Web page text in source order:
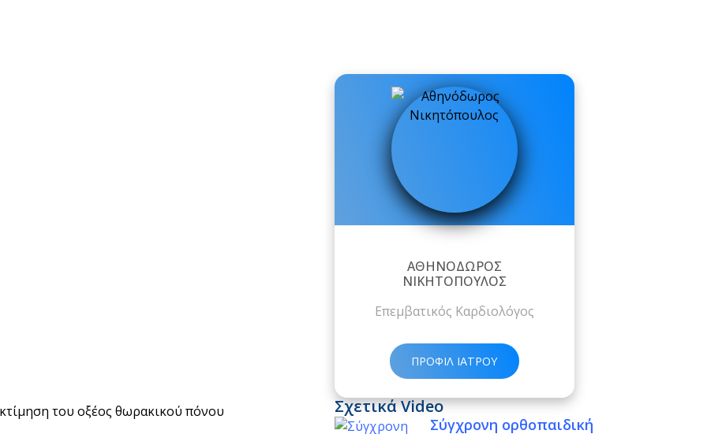
του οξέος θωρακικού πόνου
ΑΘΗΝΌΔΩΡΟΣ
ΝΙΚΗΤΌΠΟΥΛΟΣ
Επεμβατικός Καρδιολόγος
ΠΡΟΦΙΛ ΙΑΤΡΟΥ
Σχετικά Video
Σύγχρονη ορθοπαιδική